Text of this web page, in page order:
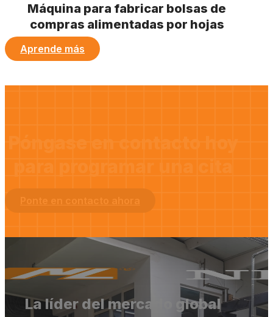
Máquina para fabricar bolsas de
compras alimentadas por hojas
Aprende más
La líder del mercado global